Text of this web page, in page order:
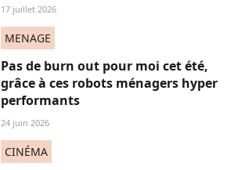
17 juillet 2026
MENAGE
Pas de burn out pour moi cet été,
grâce à ces robots ménagers hyper
performants
24 juin 2026
CINÉMA